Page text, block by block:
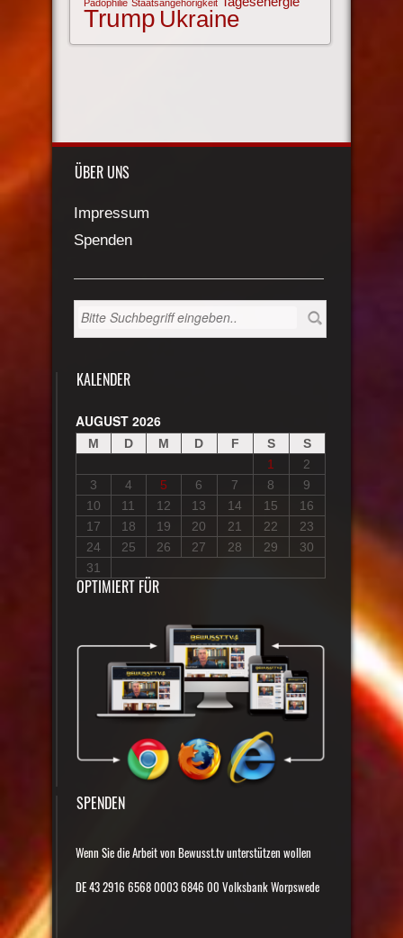
Pädophilie Staatsangehörigkeit
Trump Ukraine
ÜBER UNS
Impressum
Spenden
KALENDER
AUGUST 2026
M D M D F S
S
1
2
3
4 5 6 7 8
9
10
11 12 13 14 15
16
17
18 19 20 21 22
23
24
25 26 27 28 29
30
31
OPTIMIERT FÜR
SPENDEN
Wenn Sie die Arbeit von Bewusst.tv unterstützen wollen
DE 43 2916 6568 0003 6846 00 Volksbank Worpswede